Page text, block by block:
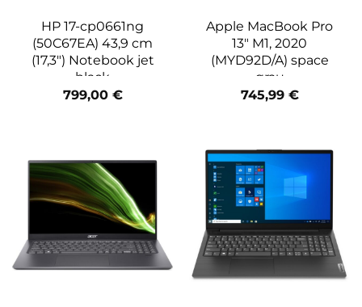
HP 17-cp0661ng
(50C67EA) 43,9 cm
(17,3″) Notebook jet
black
799,00 €
Apple MacBook Pro
13″ M1, 2020
(MYD92D/A) space
grau
745,99 €